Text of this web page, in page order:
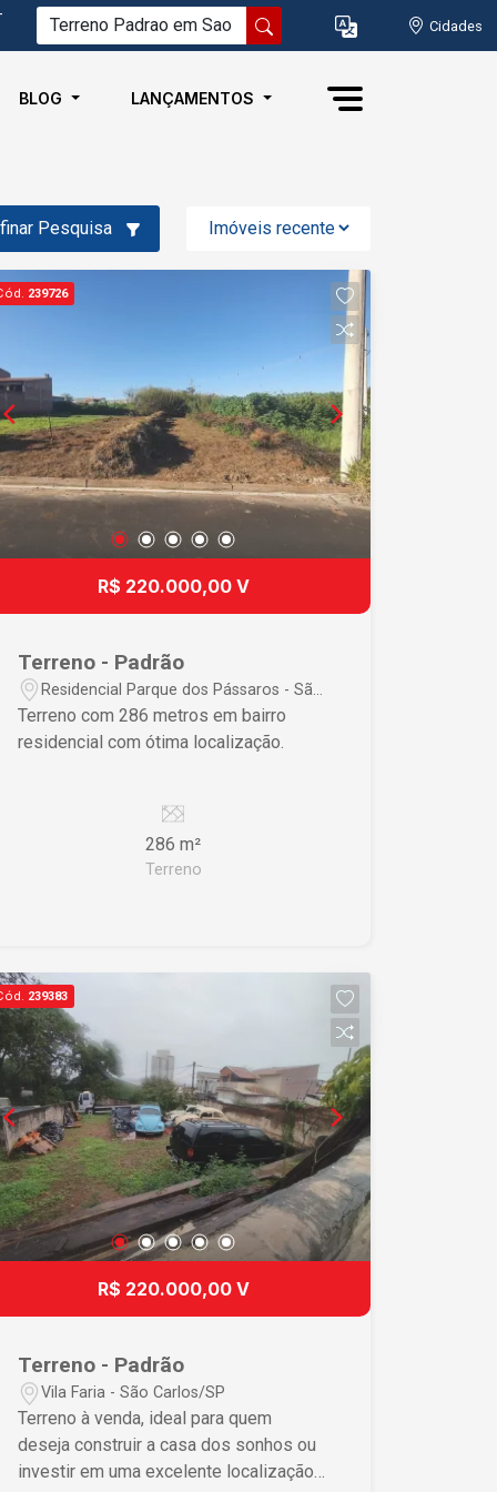
Cidades
BLOG LANÇAMENTOS
Pesquisa
239726
R$ 220.000,00 V
Terreno - Padrão
Residencial Parque dos Pássaros - São
Carlos/SP
Terreno com 286 metros em bairro
residencial com ótima localização.
286 m²
Terreno
239383
R$ 220.000,00 V
Terreno - Padrão
Vila Faria - São Carlos/SP
Terreno à venda, ideal para quem
deseja construir a casa dos sonhos ou
investir em uma excelente localização.